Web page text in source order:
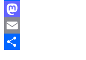
Facebook
Mastodon
Email